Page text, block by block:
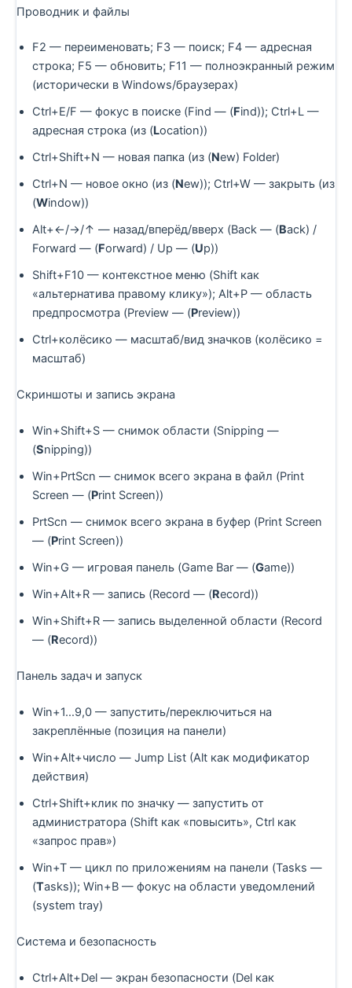
Проводник и файлы
F2 — переименовать; F3 — поиск; F4 — адресная
строка; F5 — обновить; F11 — полноэкранный режим
(исторически в Windows/браузерах)
Ctrl+E/F — фокус в поиске (Find — (Find)); Ctrl+L —
адресная строка (из (Location))
Ctrl+Shift+N — новая папка (из (New) Folder)
Ctrl+N — новое окно (из (New)); Ctrl+W — закрыть (из
(Window))
Alt+←/→/↑ — назад/вперёд/вверх (Back — (Back) /
Forward — (Forward) / Up — (Up))
Shift+F10 — контекстное меню (Shift как
«альтернатива правому клику»); Alt+P — область
предпросмотра (Preview — (Preview))
Ctrl+колёсико — масштаб/вид значков (колёсико =
масштаб)
Скриншоты и запись экрана
Win+Shift+S — снимок области (Snipping —
(Snipping))
Win+PrtScn — снимок всего экрана в файл (Print
Screen — (Print Screen))
PrtScn — снимок всего экрана в буфер (Print Screen
— (Print Screen))
Win+G — игровая панель (Game Bar — (Game))
Win+Alt+R — запись (Record — (Record))
Win+Shift+R — запись выделенной области (Record
— (Record))
Панель задач и запуск
Win+1…9,0 — запустить/переключиться на
закреплённые (позиция на панели)
Win+Alt+число — Jump List (Alt как модификатор
действия)
Ctrl+Shift+клик по значку — запустить от
администратора (Shift как «повысить», Ctrl как
«запрос прав»)
Win+T — цикл по приложениям на панели (Tasks —
(Tasks)); Win+B — фокус на области уведомлений
(system tray)
Система и безопасность
Ctrl+Alt+Del — экран безопасности (Del как